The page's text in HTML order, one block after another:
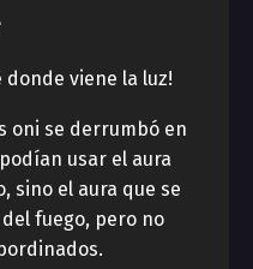
donde viene la luz!
oni se derrumbó en
usar el aura
sino el aura que se
fuego, pero no